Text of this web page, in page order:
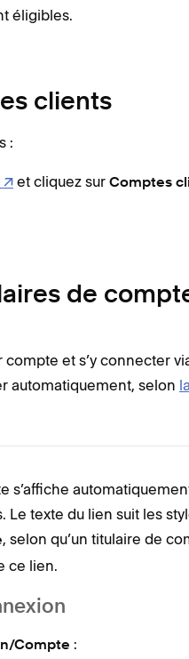
éligibles.
clients
:
et cliquez sur Comptes
de
et s’y connecter
automatiquement, selon
s’affiche
texte du lien suit les
, selon qu’un titulaire de
ce lien.
Compte :